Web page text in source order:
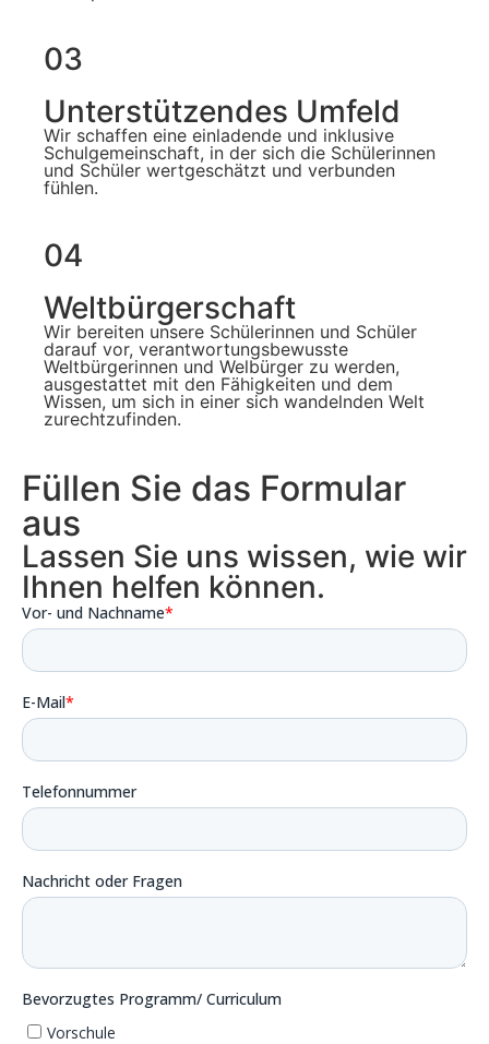
03
Unterstützendes Umfeld
Wir schaffen eine einladende und inklusive
Schulgemeinschaft, in der sich die Schülerinnen
und Schüler wertgeschätzt und verbunden
fühlen.
04
Weltbürgerschaft
Wir bereiten unsere Schülerinnen und Schüler
darauf vor, verantwortungsbewusste
Weltbürgerinnen und Welbürger zu werden,
ausgestattet mit den Fähigkeiten und dem
Wissen, um sich in einer sich wandelnden Welt
zurechtzufinden.
Füllen Sie das Formular
aus
Lassen Sie uns wissen, wie wir
Ihnen helfen können.